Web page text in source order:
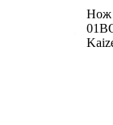
Нож